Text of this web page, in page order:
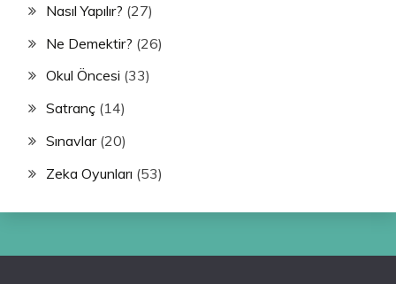
Nasıl Yapılır? (27)
Ne Demektir? (26)
Okul Öncesi (33)
Satranç (14)
Sınavlar(20)
Zeka Oyunları (53)